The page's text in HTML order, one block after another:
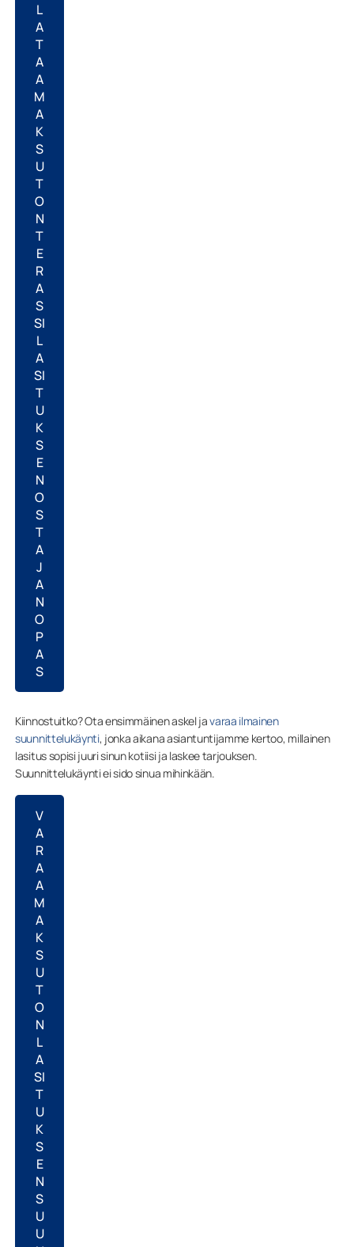
L
A
T
A
A
M
A
K
S
U
T
O
N
T
E
R
A
S
SI
L
A
SI
T
U
K
S
E
N
O
S
T
A
J
A
N
O
P
A
S
Kiinnostuitko? Ota ensimmäinen askel javaraa ilmainen
suunnittelukäynti, jonka aikana asiantuntijamme kertoo, millainen
lasitus sopisi juuri sinun kotiisi ja laskee tarjouksen.
Suunnittelukäynti ei sido sinua mihinkään.
V
A
R
A
A
M
A
K
S
U
T
O
N
L
A
SI
T
U
K
S
E
N
S
U
U